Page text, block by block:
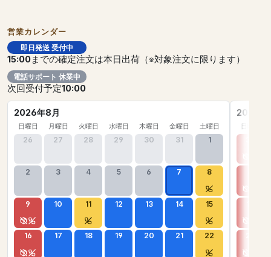
営業カレンダー
即日発送 受付中
15:00までの確定注文は本日出荷（※対象注文に限ります）
電話サポート 休業中
次回受付予定10:00
2026年8月
日曜日 月曜日 火曜日 水曜日 木曜日 金曜日 土曜日
26 27 28 29 30 31 1
2 3 4 5 6 7 8
9 10 11 12 13 14 15
16 17 18 19 20 21 22
2026年
日曜日